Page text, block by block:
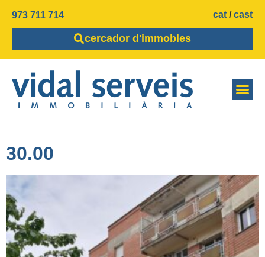
973 711 714 cat cast
cercador d'immobles
30.00